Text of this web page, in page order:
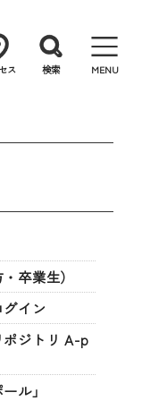
ス 検索 MENU
卒業生）
イン
ポジトリ A-p
ル」